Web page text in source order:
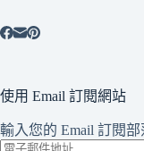
使用 Email 訂閱網站
輸入您的 Email 訂閱